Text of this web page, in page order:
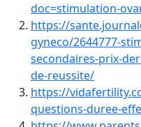
doc=stimulation-
https://
gyneco/2644777-
secondaires-prix-
de-reussite/
https://
questions-duree-